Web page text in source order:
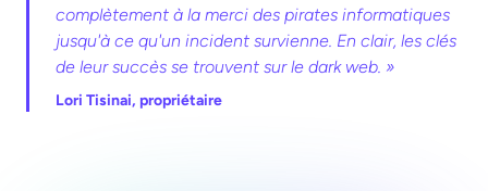
complètement à la merci des pirates informatiques
jusqu'à ce qu'un incident survienne. En clair, les clés
de leur succès se trouvent sur le dark web. »
Lori Tisinai, propriétaire